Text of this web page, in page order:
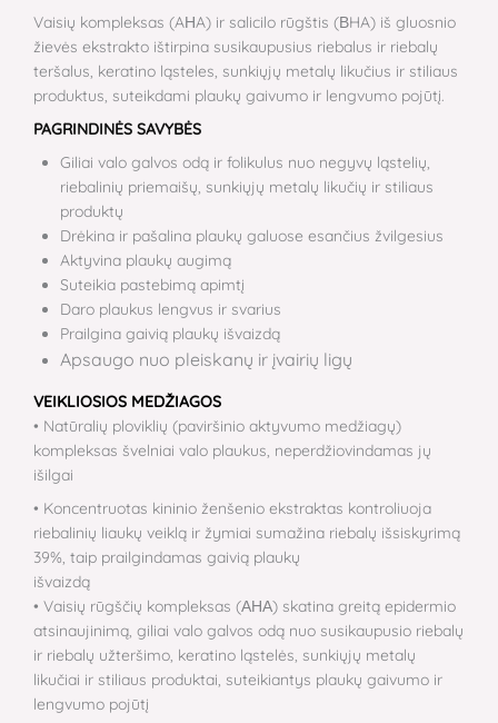
Vaisių kompleksas (AНA) ir salicilo rūgštis (ВHA) iš gluosnio
žievės ekstrakto ištirpina susikaupusius riebalus ir riebalų
teršalus, keratino ląsteles, sunkiųjų metalų likučius ir stiliaus
produktus, suteikdami plaukų gaivumo ir lengvumo pojūtį.
PAGRINDINĖS SAVYBĖS
Giliai valo galvos odą ir folikulus nuo negyvų ląstelių,
riebalinių priemaišų, sunkiųjų metalų likučių ir stiliaus
produktų
Drėkina ir pašalina plaukų galuose esančius žvilgesius
Aktyvina plaukų augimą
Suteikia pastebimą apimtį
Daro plaukus lengvus ir svarius
Prailgina gaivią plaukų išvaizdą
Apsaugo nuo pleiskanų ir įvairių ligų
VEIKLIOSIOS MEDŽIAGOS
• Natūralių ploviklių (paviršinio aktyvumo medžiagų)
kompleksas švelniai valo plaukus, neperdžiovindamas jų
išilgai
• Koncentruotas kininio ženšenio ekstraktas kontroliuoja
riebalinių liaukų veiklą ir žymiai sumažina riebalų išsiskyrimą
39%, taip prailgindamas gaivią plaukų
išvaizdą
• Vaisių rūgščių kompleksas (АНА) skatina greitą epidermio
atsinaujinimą, giliai valo galvos odą nuo susikaupusio riebalų
ir riebalų užteršimo, keratino ląstelės, sunkiųjų metalų
likučiai ir stiliaus produktai, suteikiantys plaukų gaivumo ir
lengvumo pojūtį